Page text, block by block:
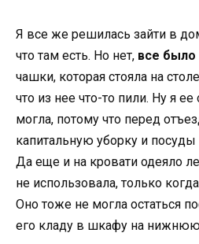
Я все же решилась зайти в
что там есть. Но нет, все было
чашки, которая стояла на
что из нее что-то пили. Ну я ее
могла, потому что перед
капитальную уборку и посуды
Да еще и на кровати одеяло
не использовала, только
Оно тоже не могла остаться
его кладу в шкафу на